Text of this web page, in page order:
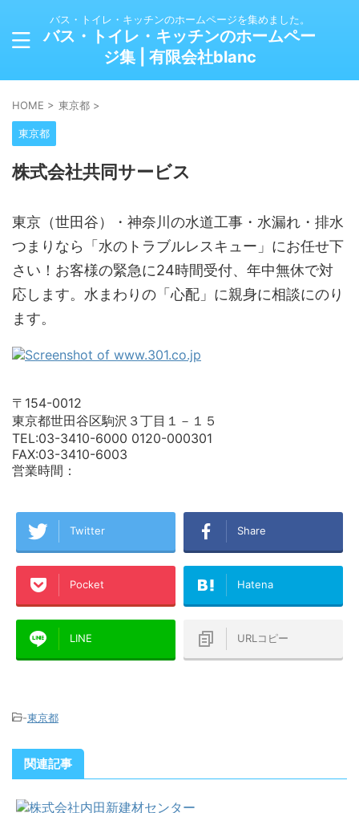
バス・トイレ・キッチンのホームページを集めました。
バス・トイレ・キッチンのホームペー
ジ集 | 有限会社blanc
HOME > 東京都 >
東京都
株式会社共同サービス
東京（世田谷）・神奈川の水道工事・水漏れ・排水
つまりなら「水のトラブルレスキュー」にお任せ下
さい！お客様の緊急に24時間受付、年中無休で対
応します。水まわりの「心配」に親身に相談にのり
ます。
〒154-0012
東京都世田谷区駒沢３丁目１－１５
TEL:03-3410-6000 0120-000301
FAX:03-3410-6003
営業時間：
Twitter Share
Pocket Hatena
LINE URLコピー
-東京都
関連記事